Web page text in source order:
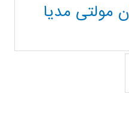
مولتی مدیا